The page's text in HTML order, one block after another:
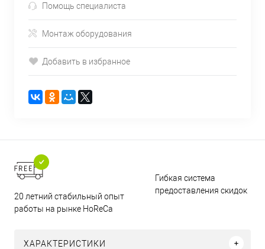
Помощь специалиста
Монтаж оборудования
Добавить в избранное
20 летний стабильный опыт
работы на рынке HoReCa
Гибкая система
предоставления скидок
ХАРАКТЕРИСТИКИ